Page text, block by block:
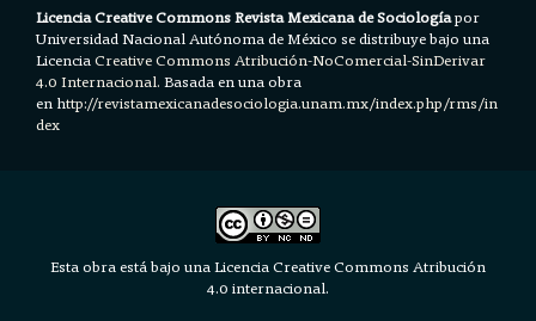
Licencia Creative Commons Revista Mexicana de Sociologíapor
Universidad Nacional Autónoma de México se distribuye bajo una
LicenciaCreative Commons Atribución-NoComercial-SinDerivar
4.0 Internacional.Basada en una obra
en http://revistamexicanadesociologia.unam.mx/index.php/rms/in
dex
Esta obra está bajo una Licencia Creative Commons Atribución
4.0 internacional.